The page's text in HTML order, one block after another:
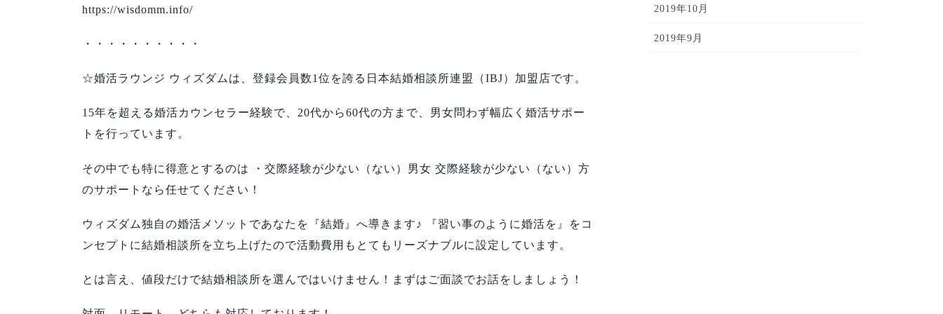
https://wisdomm.info/
・・・・・・・・・・
☆婚活ラウンジ ウィズダムは、登録会員数1位を誇る日本結婚相談所連盟（IBJ）加盟店です。
15年を超える婚活カウンセラー経験で、20代から60代の方まで、男女問わず幅広く婚活サポー
トを行っています。
その中でも特に得意とするのは ・交際経験が少ない（ない）男女 交際経験が少ない（ない）方
のサポートなら任せてください！
ウィズダム独自の婚活メソットであなたを『結婚』へ導きます♪ 『習い事のように婚活を』をコ
ンセプトに結婚相談所を立ち上げたので活動費用もとてもリーズナブルに設定しています。
とは言え、値段だけで結婚相談所を選んではいけません！まずはご面談でお話をしましょう！
2019年10月
2019年9月